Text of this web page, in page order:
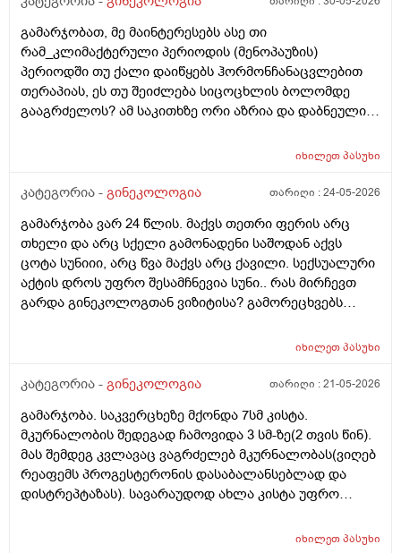
გავიკეთე ისევ უარყოფითია. შემდეგი 1 კვირის
განმავლობაში ვერ ვახერხებ მისვლას ექიმთან. არის
რაიმე შანსი ფეხმძიმობის? აზრი აქვს განმეორებით
ტესტს? მენტრუაცია რეგულარული მქონდა ხოლმე28-
30 დღე შუალედი.
გამარჯობათ, მე მაინტერესებს ასე თი
რამ_კლიმაქტერული პერიოდის (მენოპაუზის)
პერიოდში თუ ქალი დაიწყებს ჰორმონჩანაცვლებით
თერაპიას, ეს თუ შეიძლება სიცოცხლის ბოლომდე
გააგრძელოს? ამ საკითხზე ორი აზრია და დაბნეული
ჰორმონჩანაცვლებითი თერაპია (სიცოცხლის
დაავადებებსა და ალცჰაიმერის რისკს უმცირებს და
სიმსივნურ პროცესებს უწყობს ხელს (საშვილოსნო,
საკვერცხეები და უპირველესად, მკერდი). თუ
შეიძლება, მითხრათ_დიდი მადლობა
გულისხმიერებისთვის!
იხილეთპასუხი
კატეგორია - გინეკოლოგია თარიღი :24-05-2026
გამარჯობა ვარ 24 წლის. მაქვს თეთრი ფერის არც
თხელი და არც სქელი გამონადენი საშოდან აქვს
ცოტა სუნიიი, არც წვა მაქვს არც ქავილი. სექსუალური
აქტის დროს უფრო შესამჩნევია სუნი.. რას მირჩევთ
გარდა გინეკოლოგთან ვიზიტისა? გამორეცხვებს
მაინტერესებს პირიდან ამომდის რაღაცნაირი სუნი
იყოს?
იხილეთპასუხი
კატეგორია - გინეკოლოგია თარიღი :21-05-2026
გამარჯობა. საკვერცხეზე მქონდა 7სმ კისტა.
მკურნალობის შედეგად ჩამოვიდა 3 სმ-ზე(2 თვის წინ).
მას შემდეგ კვლავაც ვაგრძელებ მკურნალობას(ვიღებ
რეაფემს პროგესტერონის დასაბალანსებლად და
დისტრეპტაზას). სავარაუდოდ ახლა კისტა უფრო
ვიზიტი) მსურს აპარატული მასაჟის - ენდოსფერო
იხილეთპასუხი